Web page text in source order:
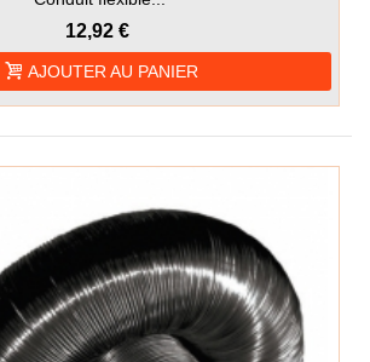
12,92 €
AJOUTER AU PANIER